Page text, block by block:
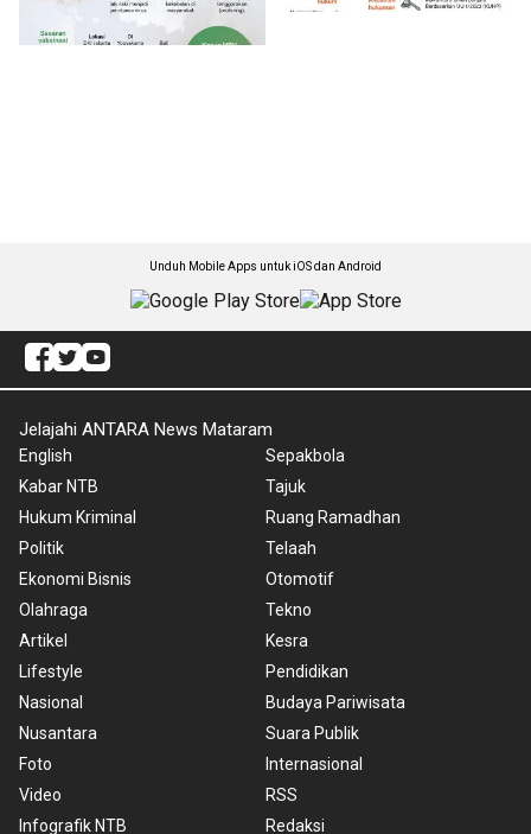
Unduh Mobile Apps untuk iOS dan Android
Jelajahi ANTARA News Mataram
English
Kabar NTB
Hukum Kriminal
Politik
Ekonomi Bisnis
Olahraga
Artikel
Lifestyle
Nasional
Nusantara
Foto
Video
Infografik NTB
Sepakbola
Tajuk
Ruang Ramadhan
Telaah
Otomotif
Tekno
Kesra
Pendidikan
Budaya Pariwisata
Suara Publik
Internasional
RSS
Redaksi